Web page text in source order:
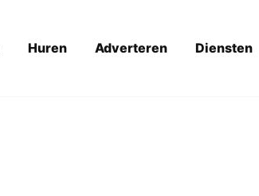
Huren Adverteren Diensten